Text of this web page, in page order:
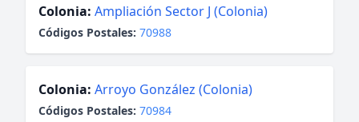
Colonia: Ampliación Sector J (Colonia)
Códigos Postales: 70988
Colonia: Arroyo González (Colonia)
Códigos Postales: 70984